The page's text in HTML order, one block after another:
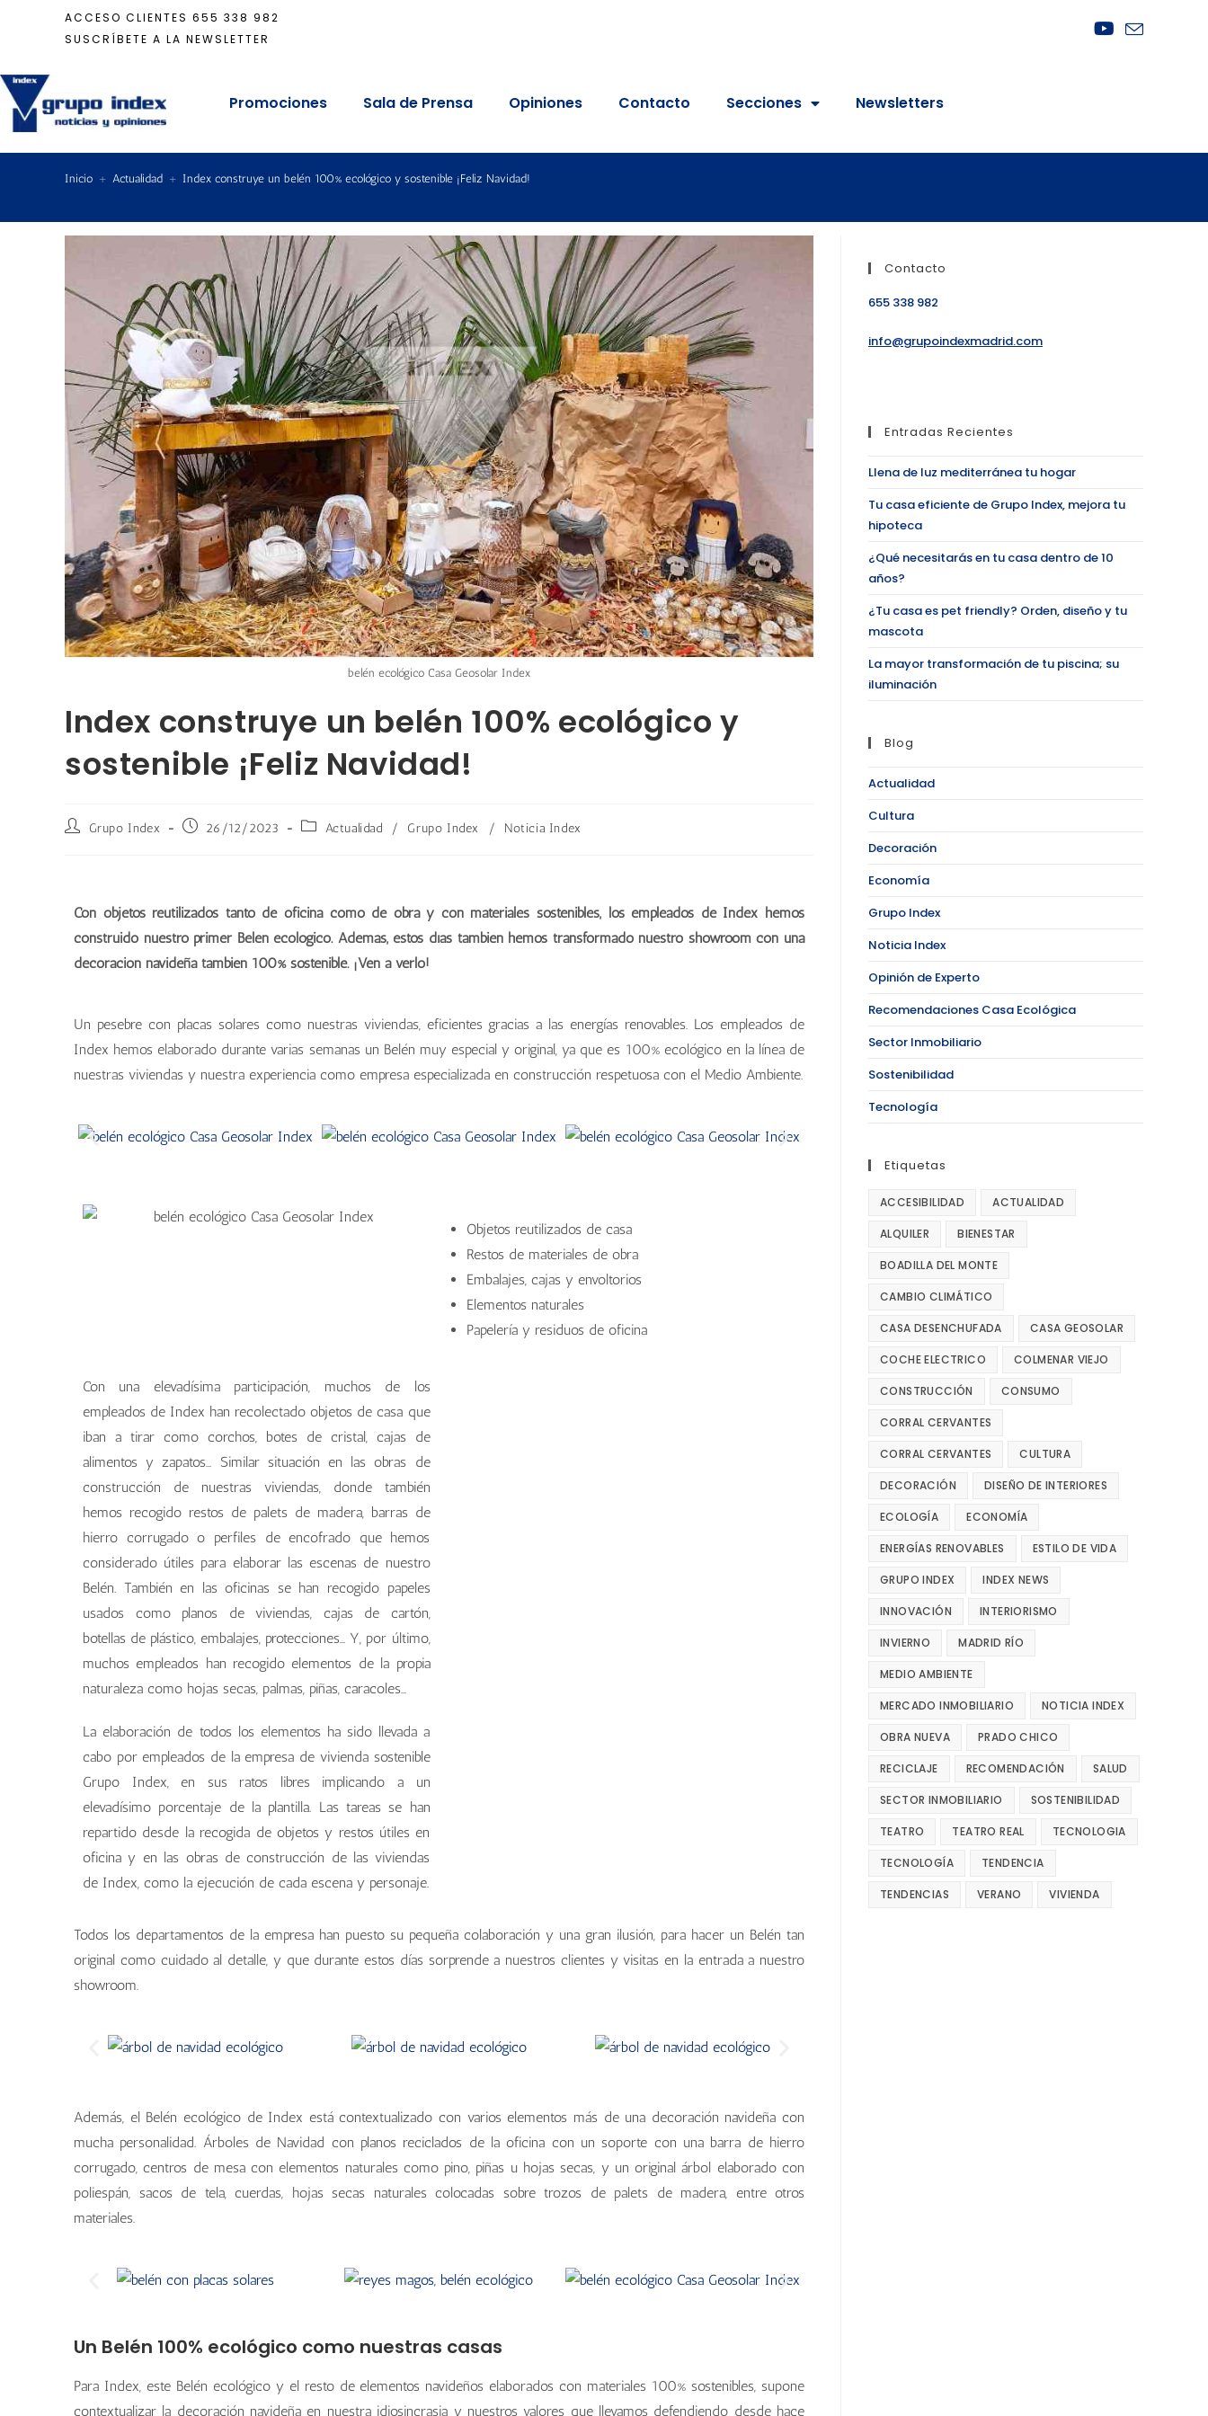
ACCESO CLIENTES 655 338 982
SUSCRÍBETE A LA NEWSLETTER
Promociones Sala de Prensa Opiniones Contacto Secciones Newsletters
Inicio + Actualidad + Index construye un belén 100% ecológico y sostenible ¡Feliz Navidad!
belén ecológico Casa Geosolar Index
Index construye un belén 100% ecológico y
sostenible ¡Feliz Navidad!
Grupo Index 26/12/2023 Actualidad / Grupo Index / Noticia Index
Con objetos reutilizados tanto de oficina como de obra y con materiales sostenibles, los empleados de Index hemos
construido nuestro primer Belén ecológico. Además, estos días también hemos transformado nuestro showroom con una
decoración navideña también 100% sostenible. ¡Ven a verlo!
Un pesebre con placas solares como nuestras viviendas, eficientes gracias a las energías renovables. Los empleados de
Index hemos elaborado durante varias semanas un Belén muy especial y original, ya que es 100% ecológico en la línea de
nuestras viviendas y nuestra experiencia como empresa especializada en construcción respetuosa con el Medio Ambiente.
Objetos reutilizados de casa
Restos de materiales de obra
Embalajes, cajas y envoltorios
Elementos naturales
Papelería y residuos de oficina
Con una elevadísima participación, muchos de los
empleados de Index han recolectado objetos de casa que
iban a tirar como corchos, botes de cristal, cajas de
alimentos y zapatos… Similar situación en las obras de
construcción de nuestras viviendas, donde también
hemos recogido restos de palets de madera, barras de
hierro corrugado o perfiles de encofrado que hemos
considerado útiles para elaborar las escenas de nuestro
Belén. También en las oficinas se han recogido papeles
usados como planos de viviendas, cajas de cartón,
botellas de plástico, embalajes, protecciones… Y, por último,
muchos empleados han recogido elementos de la propia
naturaleza como hojas secas, palmas, piñas, caracoles…
La elaboración de todos los elementos ha sido llevada a
cabo por empleados de la empresa de vivienda sostenible
Grupo Index, en sus ratos libres implicando a un
elevadísimo porcentaje de la plantilla. Las tareas se han
repartido desde la recogida de objetos y restos útiles en
oficina y en las obras de construcción de las viviendas
de Index, como la ejecución de cada escena y personaje.
Todos los departamentos de la empresa han puesto su pequeña colaboración y una gran ilusión, para hacer un Belén tan
original como cuidado al detalle, y que durante estos días sorprende a nuestros clientes y visitas en la entrada a nuestro
showroom.
Además, el Belén ecológico de Index está contextualizado con varios elementos más de una decoración navideña con
mucha personalidad. Árboles de Navidad con planos reciclados de la oficina con un soporte con una barra de hierro
corrugado, centros de mesa con elementos naturales como pino, piñas u hojas secas, y un original árbol elaborado con
poliespán, sacos de tela, cuerdas, hojas secas naturales colocadas sobre trozos de palets de madera, entre otros
materiales.
Un Belén 100% ecológico como nuestras casas
Para Index, este Belén ecológico y el resto de elementos navideños elaborados con materiales 100% sostenibles, supone
contextualizar la decoración navideña en nuestra idiosincrasia y nuestros valores que llevamos defendiendo desde hace
Contacto
655 338 982
info@grupoindexmadrid.com
Entradas Recientes
Llena de luz mediterránea tu hogar
Tu casa eficiente de Grupo Index, mejora tu
hipoteca
¿Qué necesitarás en tu casa dentro de 10
años?
¿Tu casa es pet friendly? Orden, diseño y tu
mascota
La mayor transformación de tu piscina; su
iluminación
Blog
Actualidad
Cultura
Decoración
Economía
Grupo Index
Noticia Index
Opinión de Experto
Recomendaciones Casa Ecológica
Sector Inmobiliario
Sostenibilidad
Tecnología
Etiquetas
ACCESIBILIDAD ACTUALIDAD
ALQUILER BIENESTAR
BOADILLA DEL MONTE
CAMBIO CLIMÁTICO
CASA DESENCHUFADA CASA GEOSOLAR
COCHE ELECTRICO COLMENAR VIEJO
CONSTRUCCIÓN CONSUMO
CORRAL CERVANTES
CORRAL CERVANTES CULTURA
DECORACIÓN DISEÑO DE INTERIORES
ECOLOGÍA ECONOMÍA
ENERGÍAS RENOVABLES ESTILO DE VIDA
GRUPO INDEX INDEX NEWS
INNOVACIÓN INTERIORISMO
INVIERNO MADRID RÍO
MEDIO AMBIENTE
MERCADO INMOBILIARIO NOTICIA INDEX
OBRA NUEVA PRADO CHICO
RECICLAJE RECOMENDACIÓN SALUD
SECTOR INMOBILIARIO SOSTENIBILIDAD
TEATRO TEATRO REAL TECNOLOGIA
TECNOLOGÍA TENDENCIA
TENDENCIAS VERANO VIVIENDA